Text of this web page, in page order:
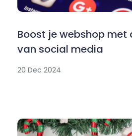
Boost je webshop met
van social media
20 Dec 2024